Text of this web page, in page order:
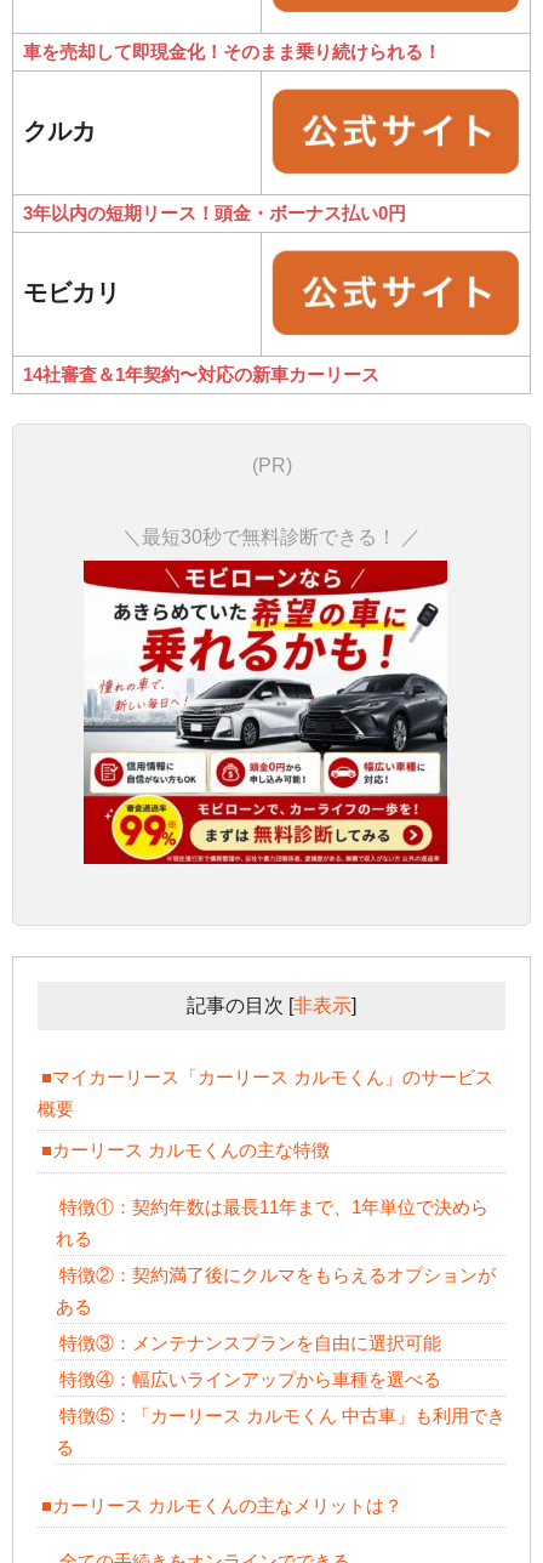
車を売却して即現金化！そのまま乗り続けられる！
クルカ
3年以内の短期リース！頭金・ボーナス払い0円
モビカリ
14社審査＆1年契約〜対応の新車カーリース
(PR)
＼最短30秒で無料診断できる！ ／
記事の目次 [非表示]
■マイカーリース「カーリース カルモくん」のサービス
概要
■カーリース カルモくんの主な特徴
特徴①：契約年数は最長11年まで、1年単位で決めら
れる
特徴②：契約満了後にクルマをもらえるオプションが
ある
特徴③：メンテナンスプランを自由に選択可能
特徴④：幅広いラインアップから車種を選べる
特徴⑤：「カーリース カルモくん 中古車」も利用でき
る
■カーリース カルモくんの主なメリットは？